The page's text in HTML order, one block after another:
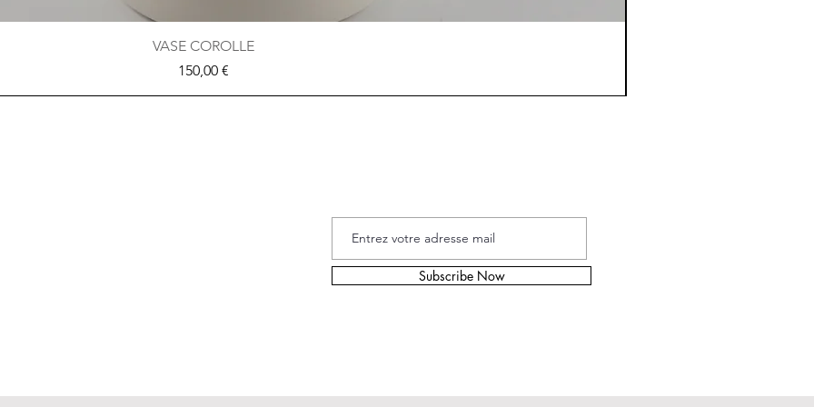
Aperçu rapide
VASE COROLLE
Prix
150,00 €
Subscribe Now